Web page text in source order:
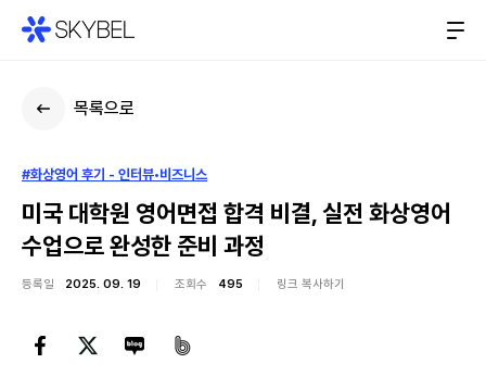
목록으로
#화상영어 후기 - 인터뷰•비즈니스
미국 대학원 영어면접 합격 비결, 실전 화상영어
수업으로 완성한 준비 과정
등록일 2025. 09. 19 조회수 495 링크 복사하기